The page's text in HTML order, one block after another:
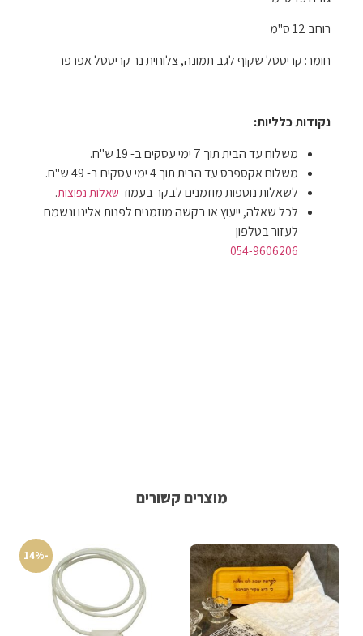
רוחב 12 ס"מ
חומר: קריסטל שקוף לגב תמונה, צלוחית נר קריסטל אפרפר
נקודות כלליות:
משלוח עד הבית תוך 7 ימי עסקים ב- 19 ש"ח.
משלוח אקספרס עד הבית תוך 4 ימי עסקים ב- 49 ש"ח.
לשאלות נוספות מוזמנים לבקר בעמוד שאלות נפוצות.
לכל שאלה, ייעוץ או בקשה מוזמנים לפנות אלינו ונשמח
לעזור בטלפון
054-9606206
מוצרים קשורים
-14%